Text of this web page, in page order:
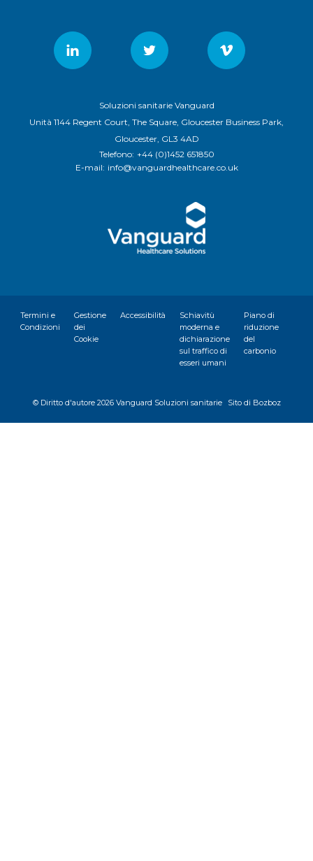
Soluzioni sanitarie Vanguard
Unità 1144 Regent Court, The Square, Gloucester Business Park,
Gloucester, GL3 4AD
Telefono: +44 (0)1452 651850
E-mail: info@vanguardhealthcare.co.uk
Termini e
Condizioni
Gestione
dei
Cookie
Accessibilità
Schiavitù
moderna e
dichiarazione
sul traffico di
esseri umani
Piano di
riduzione
del
carbonio
© Diritto d'autore 2026 Vanguard Soluzioni sanitarie Sito di Bozboz